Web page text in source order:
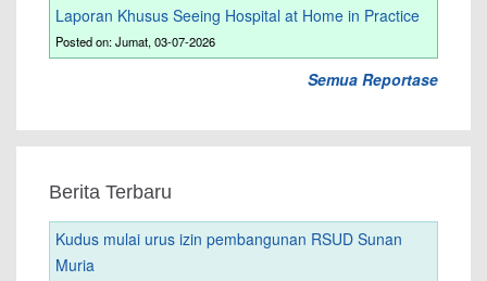
Laporan Khusus Seeing Hospital at Home in Practice
Posted on: Jumat, 03-07-2026
Semua Reportase
Berita Terbaru
Kudus mulai urus izin pembangunan RSUD Sunan
Muria